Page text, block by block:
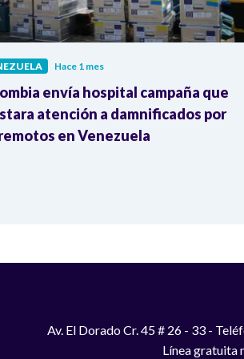
Hace 1 mes
envía hospital campaña que
atención a damnificados por
en Venezuela
Av. El Dorado Cr. 45 # 26 - 33 -
Línea gratuita